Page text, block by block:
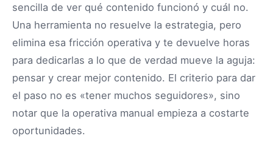
sencilla de ver qué contenido funcionó y cuál no.
Una herramienta no resuelve la estrategia, pero
elimina esa fricción operativa y te devuelve horas
para dedicarlas a lo que de verdad mueve la aguja:
pensar y crear mejor contenido. El criterio para dar
el paso no es «tener muchos seguidores», sino
notar que la operativa manual empieza a costarte
oportunidades.